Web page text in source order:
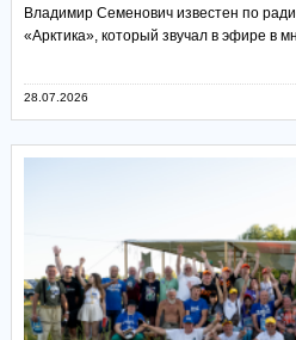
Владимир Семенович известен по
«Арктика», который звучал в эфире в
28.07.2026